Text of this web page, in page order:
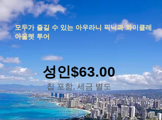
모두가 즐길 수 있는 아우라니 픽닉과 와이클레
아울렛 투어
성인$63.00
칩 포함, 세금 별도